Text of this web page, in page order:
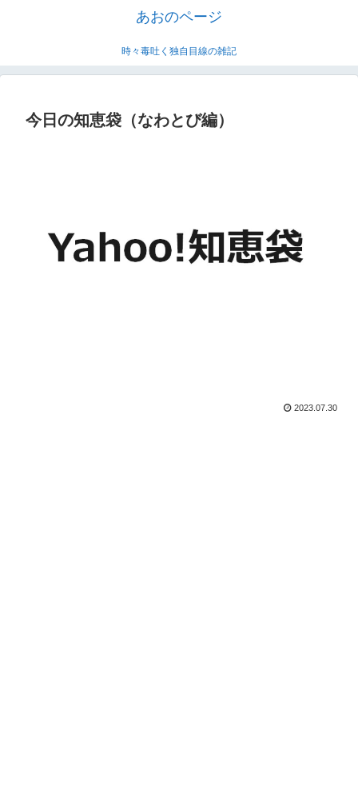
あおのページ
時々毒吐く独自目線の雑記
今日の知恵袋（なわとび編）
2023.07.30